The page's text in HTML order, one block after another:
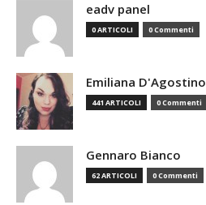
eadv panel
0 ARTICOLI 0 Commenti
Emiliana D'Agostino
441 ARTICOLI 0 Commenti
Gennaro Bianco
62 ARTICOLI 0 Commenti